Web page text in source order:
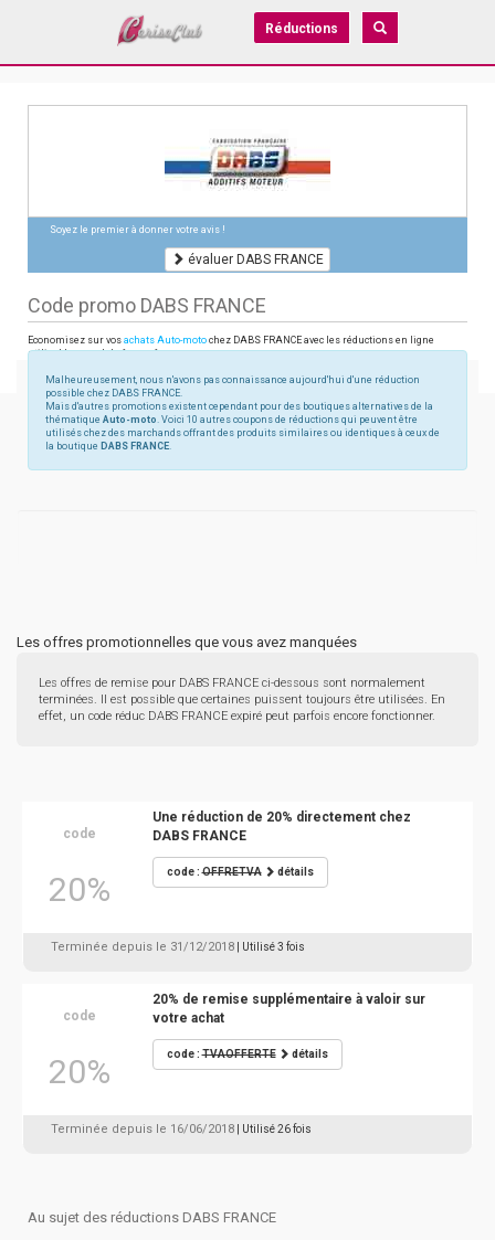
Réductions
Soyez le premier à donner votre avis !
évaluer DABS FRANCE
Code promo DABS FRANCE
Economisez sur vos achats Auto-moto chez DABS FRANCE avec les réductions en ligne
utilisables sur dabsfrance.fr
Malheureusement, nous n'avons pas connaissance aujourd'hui d'une réduction
possible chez DABS FRANCE.
Mais d'autres promotions existent cependant pour des boutiques alternatives de la
thématique Auto-moto. Voici 10 autres coupons de réductions qui peuvent être
utilisés chez des marchands offrant des produits similaires ou identiques à ceux de
la boutique DABS FRANCE.
Les offres promotionnelles que vous avez manquées
Les offres de remise pour DABS FRANCE ci-dessous sont normalement
terminées. Il est possible que certaines puissent toujours être utilisées. En
effet, un code réduc DABS FRANCE expiré peut parfois encore fonctionner.
code
20%
Une réduction de 20% directement chez
DABS FRANCE
code :OFFRETVA détails
Terminée depuis le 31/12/2018 | Utilisé 3 fois
code
20%
20% de remise supplémentaire à valoir sur
votre achat
code :TVAOFFERTE détails
Terminée depuis le 16/06/2018 | Utilisé 26 fois
Au sujet des réductions DABS FRANCE